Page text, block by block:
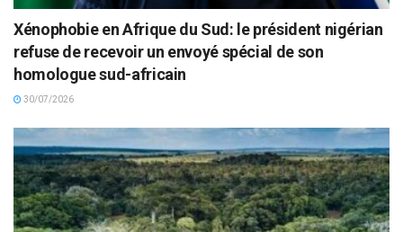
Xénophobie en Afrique du Sud: le président nigérian
refuse de recevoir un envoyé spécial de son
homologue sud-africain
30/07/2026